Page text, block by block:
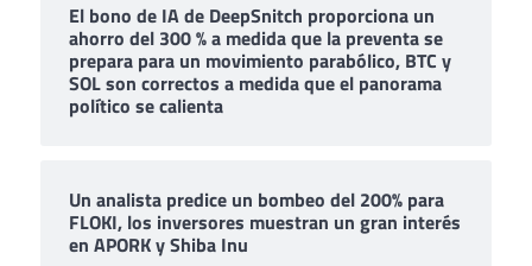
El bono de IA de DeepSnitch proporciona un
ahorro del 300 % a medida que la preventa se
prepara para un movimiento parabólico, BTC y
SOL son correctos a medida que el panorama
político se calienta
Un analista predice un bombeo del 200% para
FLOKI, los inversores muestran un gran interés
en APORK y Shiba Inu